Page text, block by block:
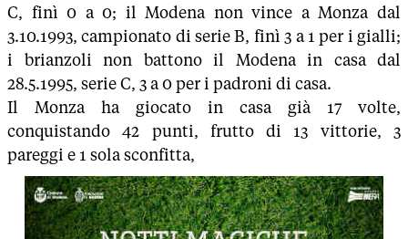
C, finì 0 a 0; il Modena non vince a Monza dal
3.10.1993, campionato di serie B, finì 3 a 1 per i gialli;
i brianzoli non battono il Modena in casa dal
28.5.1995, serie C, 3 a 0 per i padroni di casa.
Il Monza ha giocato in casa già 17 volte,
conquistando 42 punti, frutto di 13 vittorie, 3
pareggi e 1 sola sconfitta,